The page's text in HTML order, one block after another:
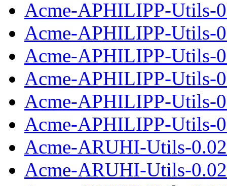
Acme-APHILIPP-Utils-
Acme-APHILIPP-Utils-
Acme-APHILIPP-Utils-
Acme-APHILIPP-Utils-
Acme-APHILIPP-Utils-
Acme-APHILIPP-Utils-
Acme-ARUHI-Utils-
Acme-ARUHI-Utils-